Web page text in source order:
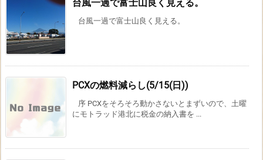
台風一過で富士山良く見える。
台風一過で富士山良く見える。
PCXの燃料減らし(5/15(日))
序 PCXをそろそろ動かさないとまずいので、土曜
にモトラッド港北に税金の納入書を ...